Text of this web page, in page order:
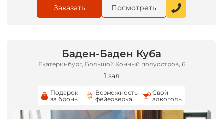
Заказать Посмотреть
Баден-Баден Куба
Екатеринбург, Большой Конный полуостров, 6
1 зал
Подарок
за бронь
Возможность
фейерверка
Свой
алкоголь